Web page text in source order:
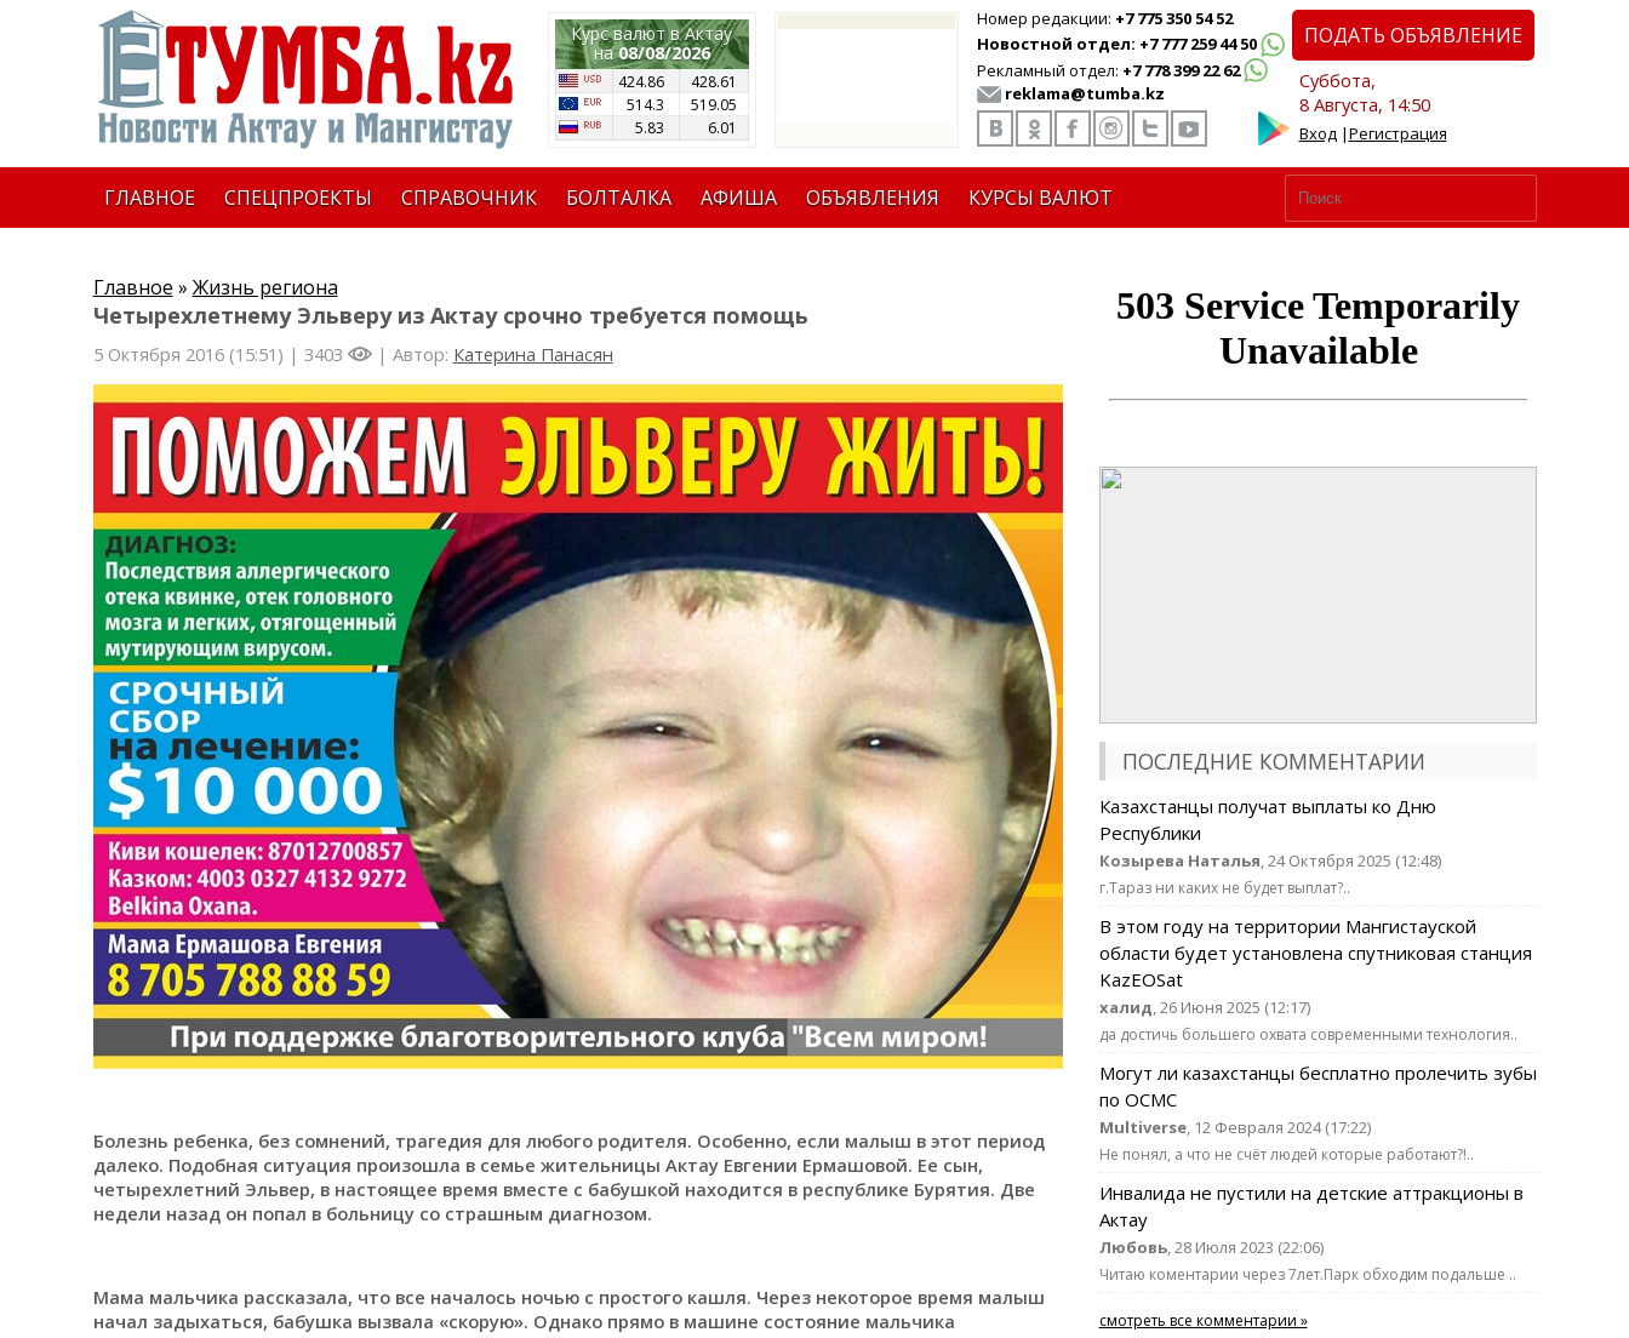
Курс валют в Актау
на08/08/2026
424.86
428.61
514.3
519.05
5.83
6.01
Номер редакции: +7 775 350 54 52
Новостной отдел: +7 777 259 44 50
Рекламный отдел: +7 778 399 22 62
reklama@tumba.kz
ПОДАТЬ ОБЪЯВЛЕНИЕ
Суббота,
8 Августа, 14:50
Вход|Регистрация
ГЛАВНОЕ СПЕЦПРОЕКТЫ СПРАВОЧНИК БОЛТАЛКА АФИША ОБЪЯВЛЕНИЯ КУРСЫ ВАЛЮТ
Главное » Жизнь региона
Четырехлетнему Эльверу из Актау срочно требуется помощь
5 Октября 2016 (15:51) | 3403 | Автор: Катерина Панасян
Болезнь ребенка, без сомнений, трагедия для любого родителя. Особенно, если малыш в этот период
далеко. Подобная ситуация произошла в семье жительницы Актау Евгении Ермашовой. Ее сын,
четырехлетний Эльвер, в настоящее время вместе с бабушкой находится в республике Бурятия. Две
недели назад он попал в больницу со страшным диагнозом.
Мама мальчика рассказала, что все началось ночью с простого кашля. Через некоторое время малыш
начал задыхаться, бабушка вызвала «скорую». Однако прямо в машине состояние мальчика
ПОСЛЕДНИЕ КОММЕНТАРИИ
Казахстанцы получат выплаты ко Дню
Республики
Козырева Наталья, 24 Октября 2025 (12:48)
г.Тараз ни каких не будет выплат?..
В этом году на территории Мангистауской
области будет установлена спутниковая станция
KazEOSat
халид, 26 Июня 2025 (12:17)
да достичь большего охвата современными технология..
Могут ли казахстанцы бесплатно пролечить зубы
по ОСМС
Multiverse, 12 Февраля 2024 (17:22)
Не понял, а что не счёт людей которые работают?!..
Инвалида не пустили на детские аттракционы в
Актау
Любовь, 28 Июля 2023 (22:06)
Читаю коментарии через 7лет.Парк обходим подальше ..
смотреть все комментарии »